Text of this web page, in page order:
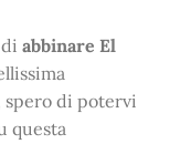
abbinare El
spero di potervi
questa